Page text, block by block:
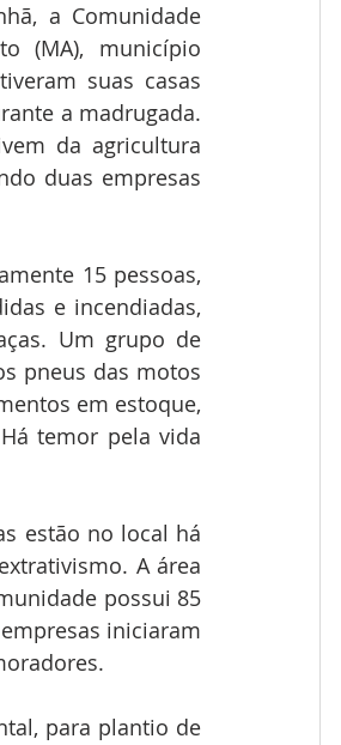
a Comunidade
(MA), município
suas casas
a madrugada.
da agricultura
duas empresas
15 pessoas,
e incendiadas,
Um grupo de
pneus das motos
em estoque,
temor pela vida
estão no local há
A área
possui 85
iniciaram
para plantio de